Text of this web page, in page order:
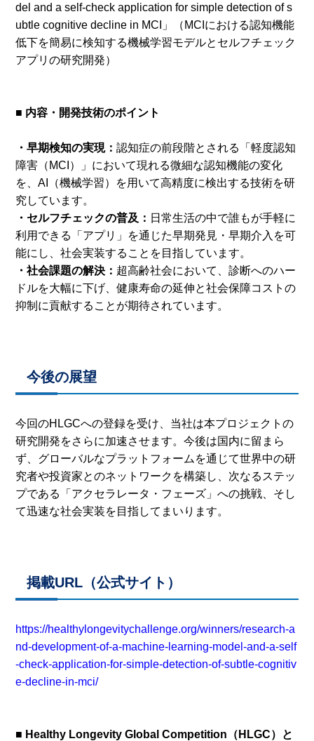
del and a self-check application for simple detection of s
ubtle cognitive decline in MCI」（MCIにおける認知機能
低下を簡易に検知する機械学習モデルとセルフチェック
アプリの研究開発）
■ 内容・開発技術のポイント
・早期検知の実現：認知症の前段階とされる「軽度認知
障害（MCI）」において現れる微細な認知機能の変化
を、AI（機械学習）を用いて高精度に検出する技術を研
究しています。
・セルフチェックの普及： 日常生活の中で誰もが手軽に
利用できる「アプリ」を通じた早期発見・早期介入を可
能にし、社会実装することを目指しています。
・社会課題の解決： 超高齢社会において、診断へのハー
ドルを大幅に下げ、健康寿命の延伸と社会保障コストの
抑制に貢献することが期待されています。
今後の展望
今回のHLGCへの登録を受け、当社は本プロジェクトの
研究開発をさらに加速させます。今後は国内に留まら
ず、グローバルなプラットフォームを通じて世界中の研
究者や投資家とのネットワークを構築し、次なるステッ
プである「アクセラレータ・フェーズ」への挑戦、そし
て迅速な社会実装を目指してまいります。
掲載URL（公式サイト）
https://healthylongevitychallenge.org/winners/research-a
nd-development-of-a-machine-learning-model-and-a-self
-check-application-for-simple-detection-of-subtle-cognitiv
e-decline-in-mci/
■ Healthy Longevity Global Competition（HLGC）と